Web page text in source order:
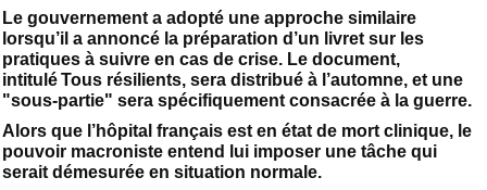
Le gouvernement a adopté une approche similaire
lorsqu’il a annoncé la préparation d’un livret sur les
pratiques à suivre en cas de crise. Le document,
intitulé Tous résilients, sera distribué à l’automne, et une
"sous-partie" sera spécifiquement consacrée à la guerre.
Alors que l’hôpital français est en état de mort clinique, le
pouvoir macroniste entend lui imposer une tâche qui
serait démesurée en situation normale.